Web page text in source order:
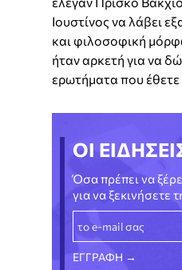
Ιουστίνος να λάβει
και φιλοσοφική
ήταν αρκετή για να
ερωτήματα που
ΟΙ
Όσα πρέπει να
για να ξεκινήσετε